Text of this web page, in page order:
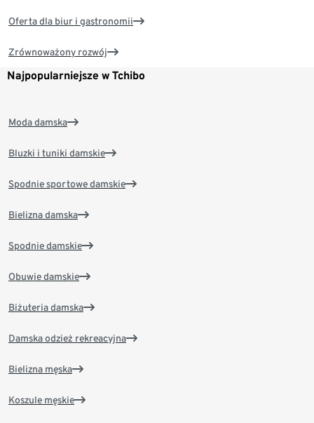
Oferta dla biur i gastronomii
Zrównoważony rozwój
Najpopularniejsze w Tchibo
Moda damska
Bluzki i tuniki damskie
Spodnie sportowe damskie
Bielizna damska
Spodnie damskie
Obuwie damskie
Biżuteria damska
Damska odzież rekreacyjna
Bielizna męska
Koszule męskie